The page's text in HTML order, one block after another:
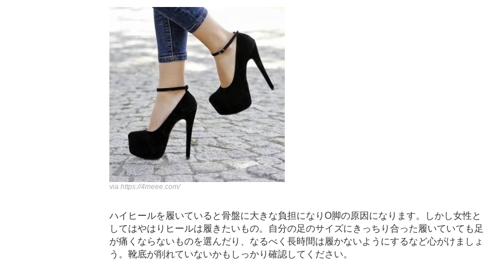
via https://4meee.com/
ハイヒールを履いていると骨盤に大きな負担になりO脚の原因になります。しかし女性と
してはやはりヒールは履きたいもの。自分の足のサイズにきっちり合った履いていても足
が痛くならないものを選んだり、なるべく長時間は履かないようにするなど心がけましょ
う。靴底が削れていないかもしっかり確認してください。